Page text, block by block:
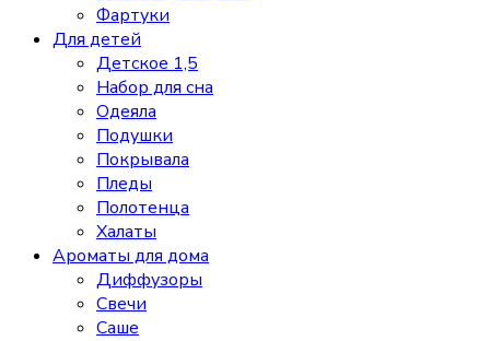
Фартуки
Для детей
Детское 1,5
Набор для сна
Одеяла
Подушки
Покрывала
Пледы
Полотенца
Халаты
Ароматы для дома
Диффузоры
Свечи
Cаше